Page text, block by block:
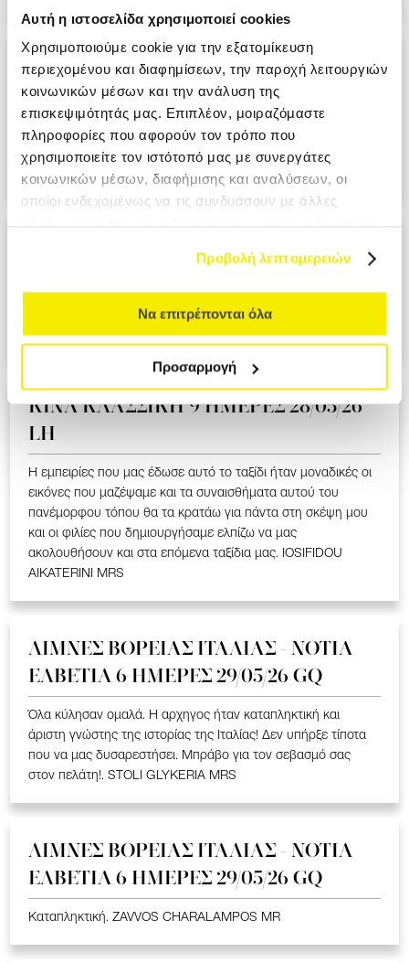
Αυτή η ιστοσελίδα χρησιμοποιεί cookies
Χρησιμοποιούμε cookie για την εξατομίκευση
περιεχομένου και διαφημίσεων, την παροχή λειτουργιών
κοινωνικών μέσων και την ανάλυση της
επισκεψιμότητάς μας. Επιπλέον, μοιραζόμαστε
πληροφορίες που αφορούν τον τρόπο που
χρησιμοποιείτε τον ιστότοπό μας με συνεργάτες
κοινωνικών μέσων, διαφήμισης και αναλύσεων, οι
οποίοι ενδεχομένως να τις συνδυάσουν με άλλες
Προβολή λεπτομερειών
Να επιτρέπονται όλα
Προσαρμογή
ΑΝΔΑΛΟΥΣΙΑ - ΓΙΒΡΑΛΤΑΡ 9 ΗΜΕΡΕΣ
28/05/26 A3
Ο επαγγελματισμος σε ολο το μεγαλειο του. Σιγουρα θα το
προτιμησουμε στο επομενο ταξιδι μας. PANAGIOTOPOULOU
ATHANASIA MRS
ΗΜΕΡΕΣ 29/05/26 ΑΖ
ΥΠΕΡΟΧΟ ΤΑΞΙΔΙ ΠΟΥ ΜΑΣ ΕΚΑΝΕ ΝΑ ΣΥΓΚΙΝΗΘΟΥΜΕ ΣΤΑ
ΚΙΝΑ KΛΑΣΣΙΚΗ 9 ΗΜΕΡΕΣ 28/05/26
LH
Η εμπειρίες που μας έδωσε αυτό το ταξίδι ήταν μοναδικές οι
εικόνες που μαζέψαμε και τα συναισθήματα αυτού του
πανέμορφου τόπου θα τα κρατάω για πάντα στη σκέψη μου
και οι φιλίες που δημιουργήσαμε ελπίζω να μας
ακολουθήσουν και στα επόμενα ταξίδια μας. IOSIFIDOU
AIKATERINI MRS
ΛΙΜΝΕΣ ΒΟΡΕΙΑΣ ΙΤΑΛΙΑΣ - ΝΟΤΙΑ
ΕΛΒΕΤΙΑ 6 ΗΜΕΡΕΣ 29/05/26 GQ
Όλα κύλησαν ομαλά. Η αρχηγος ήταν καταπληκτική και
άριστη γνώστης της ιστορίας της Ιταλίας! Δεν υπήρξε τίποτα
που να μας δυσαρεστήσει. Μπράβο για τον σεβασμό σας
στον πελάτη!. STOLI GLYKERIA MRS
ΛΙΜΝΕΣ ΒΟΡΕΙΑΣ ΙΤΑΛΙΑΣ - ΝΟΤΙΑ
ΕΛΒΕΤΙΑ 6 ΗΜΕΡΕΣ 29/05/26 GQ
Καταπληκτική. ZAVVOS CHARALAMPOS MR